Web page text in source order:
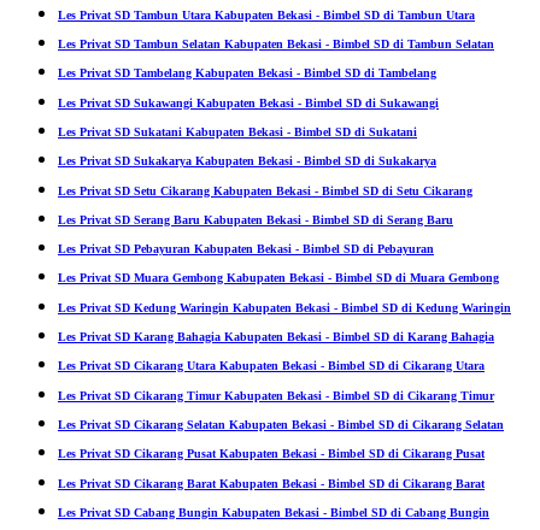
Les Privat SD Tambun Utara Kabupaten Bekasi - Bimbel SD di Tambun Utara
Les Privat SD Tambun Selatan Kabupaten Bekasi - Bimbel SD di Tambun Selatan
Les Privat SD Tambelang Kabupaten Bekasi - Bimbel SD di Tambelang
Les Privat SD Sukawangi Kabupaten Bekasi - Bimbel SD di Sukawangi
Les Privat SD Sukatani Kabupaten Bekasi - Bimbel SD di Sukatani
Les Privat SD Sukakarya Kabupaten Bekasi - Bimbel SD di Sukakarya
Les Privat SD Setu Cikarang Kabupaten Bekasi - Bimbel SD di Setu Cikarang
Les Privat SD Serang Baru Kabupaten Bekasi - Bimbel SD di Serang Baru
Les Privat SD Pebayuran Kabupaten Bekasi - Bimbel SD di Pebayuran
Les Privat SD Muara Gembong Kabupaten Bekasi - Bimbel SD di Muara Gembong
Les Privat SD Kedung Waringin Kabupaten Bekasi - Bimbel SD di Kedung Waringin
Les Privat SD Karang Bahagia Kabupaten Bekasi - Bimbel SD di Karang Bahagia
Les Privat SD Cikarang Utara Kabupaten Bekasi - Bimbel SD di Cikarang Utara
Les Privat SD Cikarang Timur Kabupaten Bekasi - Bimbel SD di Cikarang Timur
Les Privat SD Cikarang Selatan Kabupaten Bekasi - Bimbel SD di Cikarang Selatan
Les Privat SD Cikarang Pusat Kabupaten Bekasi - Bimbel SD di Cikarang Pusat
Les Privat SD Cikarang Barat Kabupaten Bekasi - Bimbel SD di Cikarang Barat
Les Privat SD Cabang Bungin Kabupaten Bekasi - Bimbel SD di Cabang Bungin